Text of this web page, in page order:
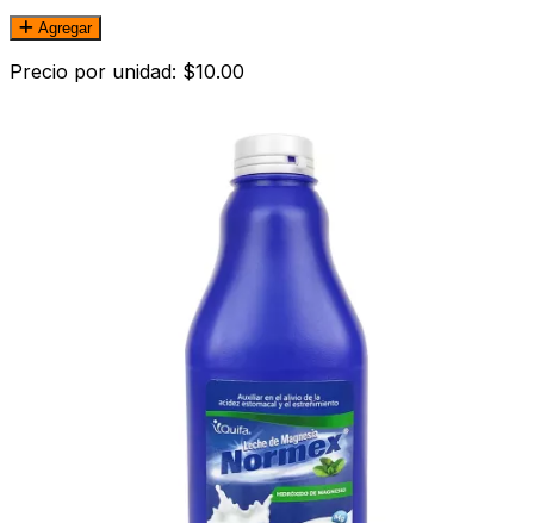
Agregar
Precio por unidad: $10.00